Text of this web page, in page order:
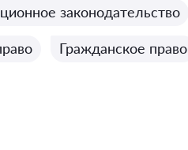
законодательство
Гражданское право